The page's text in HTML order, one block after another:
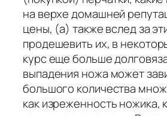
на верхе домашней
цены, (а) также вслед за
продешевить их, в
курс еще больше
выпадения ножа может
большого количества
как изреженность ножика,